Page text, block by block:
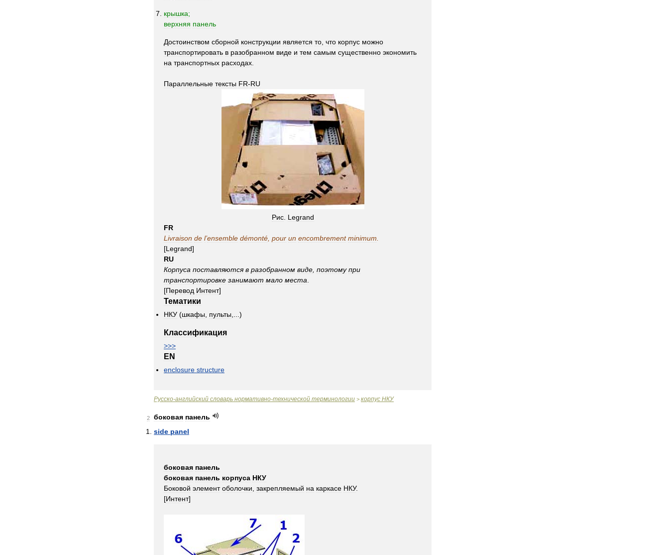
крышка;
верхняя панель
Достоинством сборной конструкции является то что корпус можно
транспортировать в разобранном виде и тем самым существенно экономить
на транспортных расходах
Параллельные тексты FR-RU
Рис. Legrand
FR
Livraison de l’ensemble démonté pour un encombrement minimum
[Legrand]
RU
Корпуса поставляются в разобранном виде поэтому при
транспортировке занимают мало места
[Перевод Интент]
Тематики
НКУ (шкафы пульты ,...)
Классификация
>>>
EN
enclosure structure
Русско-английский словарь нормативно-технической терминологии > корпус НКУ
2 боковая панель
side panel
боковая панель
боковая панель корпуса НКУ
Боковой элемент оболочки закрепляемый на каркасе НКУ.
[Интент]